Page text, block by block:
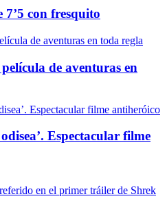
7’5 con fresquito
película de aventuras en
Espectacular filme